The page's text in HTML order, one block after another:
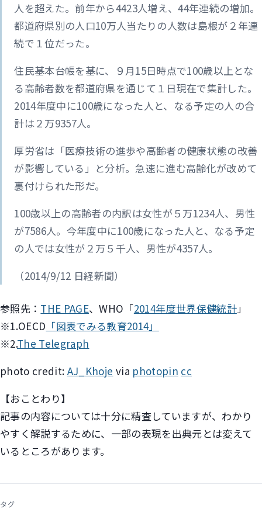
人を超えた。前年から4423人増え、44年連続の増加。
都道府県別の人口10万人当たりの人数は島根が２年連
続で１位だった。
住民基本台帳を基に、９月15日時点で100歳以上とな
る高齢者数を都道府県を通じて１日現在で集計した。
2014年度中に100歳になった人と、なる予定の人の合
計は２万9357人。
厚労省は「医療技術の進歩や高齢者の健康状態の改善
が影響している」と分析。急速に進む高齢化が改めて
裏付けられた形だ。
100歳以上の高齢者の内訳は女性が５万1234人、男性
が7586人。今年度中に100歳になった人と、なる予定
の人では女性が２万５千人、男性が4357人。
（2014/9/12 日経新聞）
参照先： THE PAGE、WHO「2014年度世界保健統計」
※1.OECD 「図表でみる教育2014」
※2.The Telegraph
photo credit: AJ_Khoje via photopin cc
【おことわり】
記事の内容については十分に精査していますが、わかり
やすく解説するために、一部の表現を出典元とは変えて
いるところがあります。
タグ